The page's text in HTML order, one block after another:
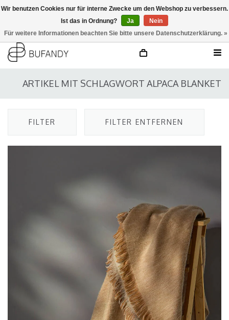
ARTIKEL MIT SCHLAGWORT ALPACA BLANKET
FILTER FILTER ENTFERNEN
Wir benutzen Cookies nur für interne Zwecke um den Webshop zu verbessern.
Ist das in Ordnung?
Ja
Nein
Für weitere Informationen beachten Sie bitte unsere Datenschutzerklärung. »